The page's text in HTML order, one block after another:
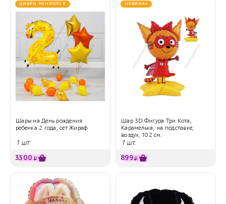
ЦИФРЫ МЕНЯЮТСЯ
Шары на День рождения
ребенка 2 года, сет Жираф
1 шт
3300 ₽
НОВИНКА
Шар 3D Фигура Три Кота,
Карамелька, на подставке,
воздух, 102 см.
1 шт.
899₽